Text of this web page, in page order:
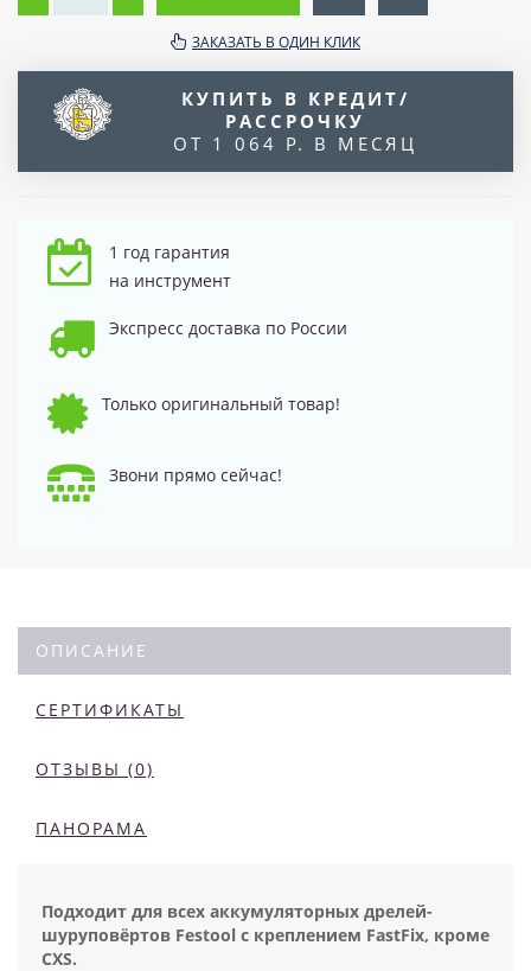
ЗАКАЗАТЬ В ОДИН КЛИК
КУПИТЬ В КРЕДИТ/
РАССРОЧКУ
ОТ 1 064 Р. В МЕСЯЦ
1 год гарантия
на инструмент
Экспресс доставка по России
Только оригинальный товар!
Звони прямо сейчас!
ОПИСАНИЕ
СЕРТИФИКАТЫ
ОТЗЫВЫ (0)
ПАНОРАМА
Подходит для всех аккумуляторных дрелей-
шуруповёртов Festool с креплением FastFix, кроме
CXS.